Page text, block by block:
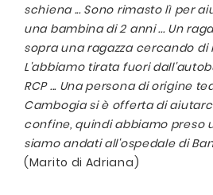
schiena ... Sono rimasto lì per
una bambina di 2 anni ... Un
sopra una ragazza cercando di
L'abbiamo tirata fuori
RCP ... Una persona di origine
Cambogia si è offerta di
confine, quindi abbiamo preso
siamo andati all'ospedale di
(Marito di Adriana)